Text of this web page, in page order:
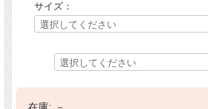
サイズ：